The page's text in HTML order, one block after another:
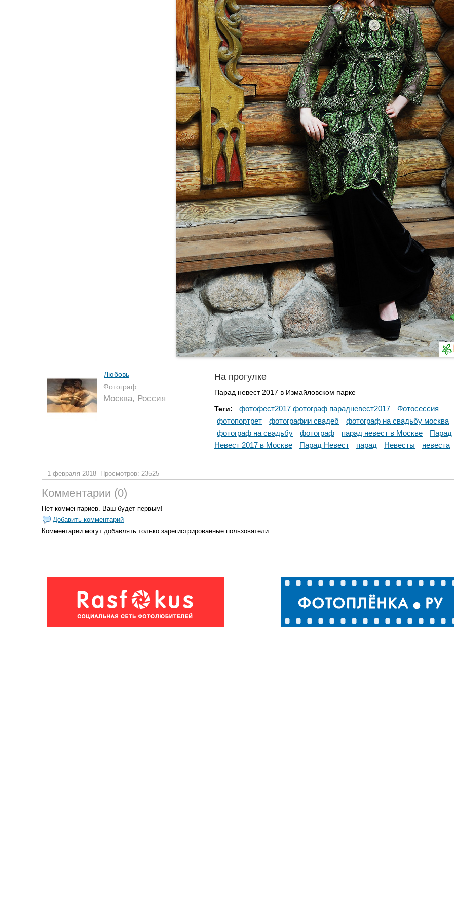
Любовь
Фотограф
Москва, Россия
На прогулке
Парад невест 2017 в Измайловском парке
Теги: фотофест2017 фотограф парадневест2017
Фотосессия
фотопортрет
фотографии свадеб
фотограф на свадьбу москва
фотограф на свадьбу
фотограф парад невест в Москве
Парад
Невест 2017 в Москве
Парад Невест парад Невесты невеста
1 февраля 2018 Просмотров: 23525
Комментарии (0)
Нет комментариев. Ваш будет первым!
Добавить комментарий
Комментарии могут добавлять только зарегистрированные пользователи.